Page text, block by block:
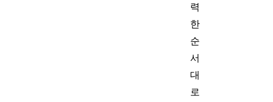
력
한
순
서
대
로